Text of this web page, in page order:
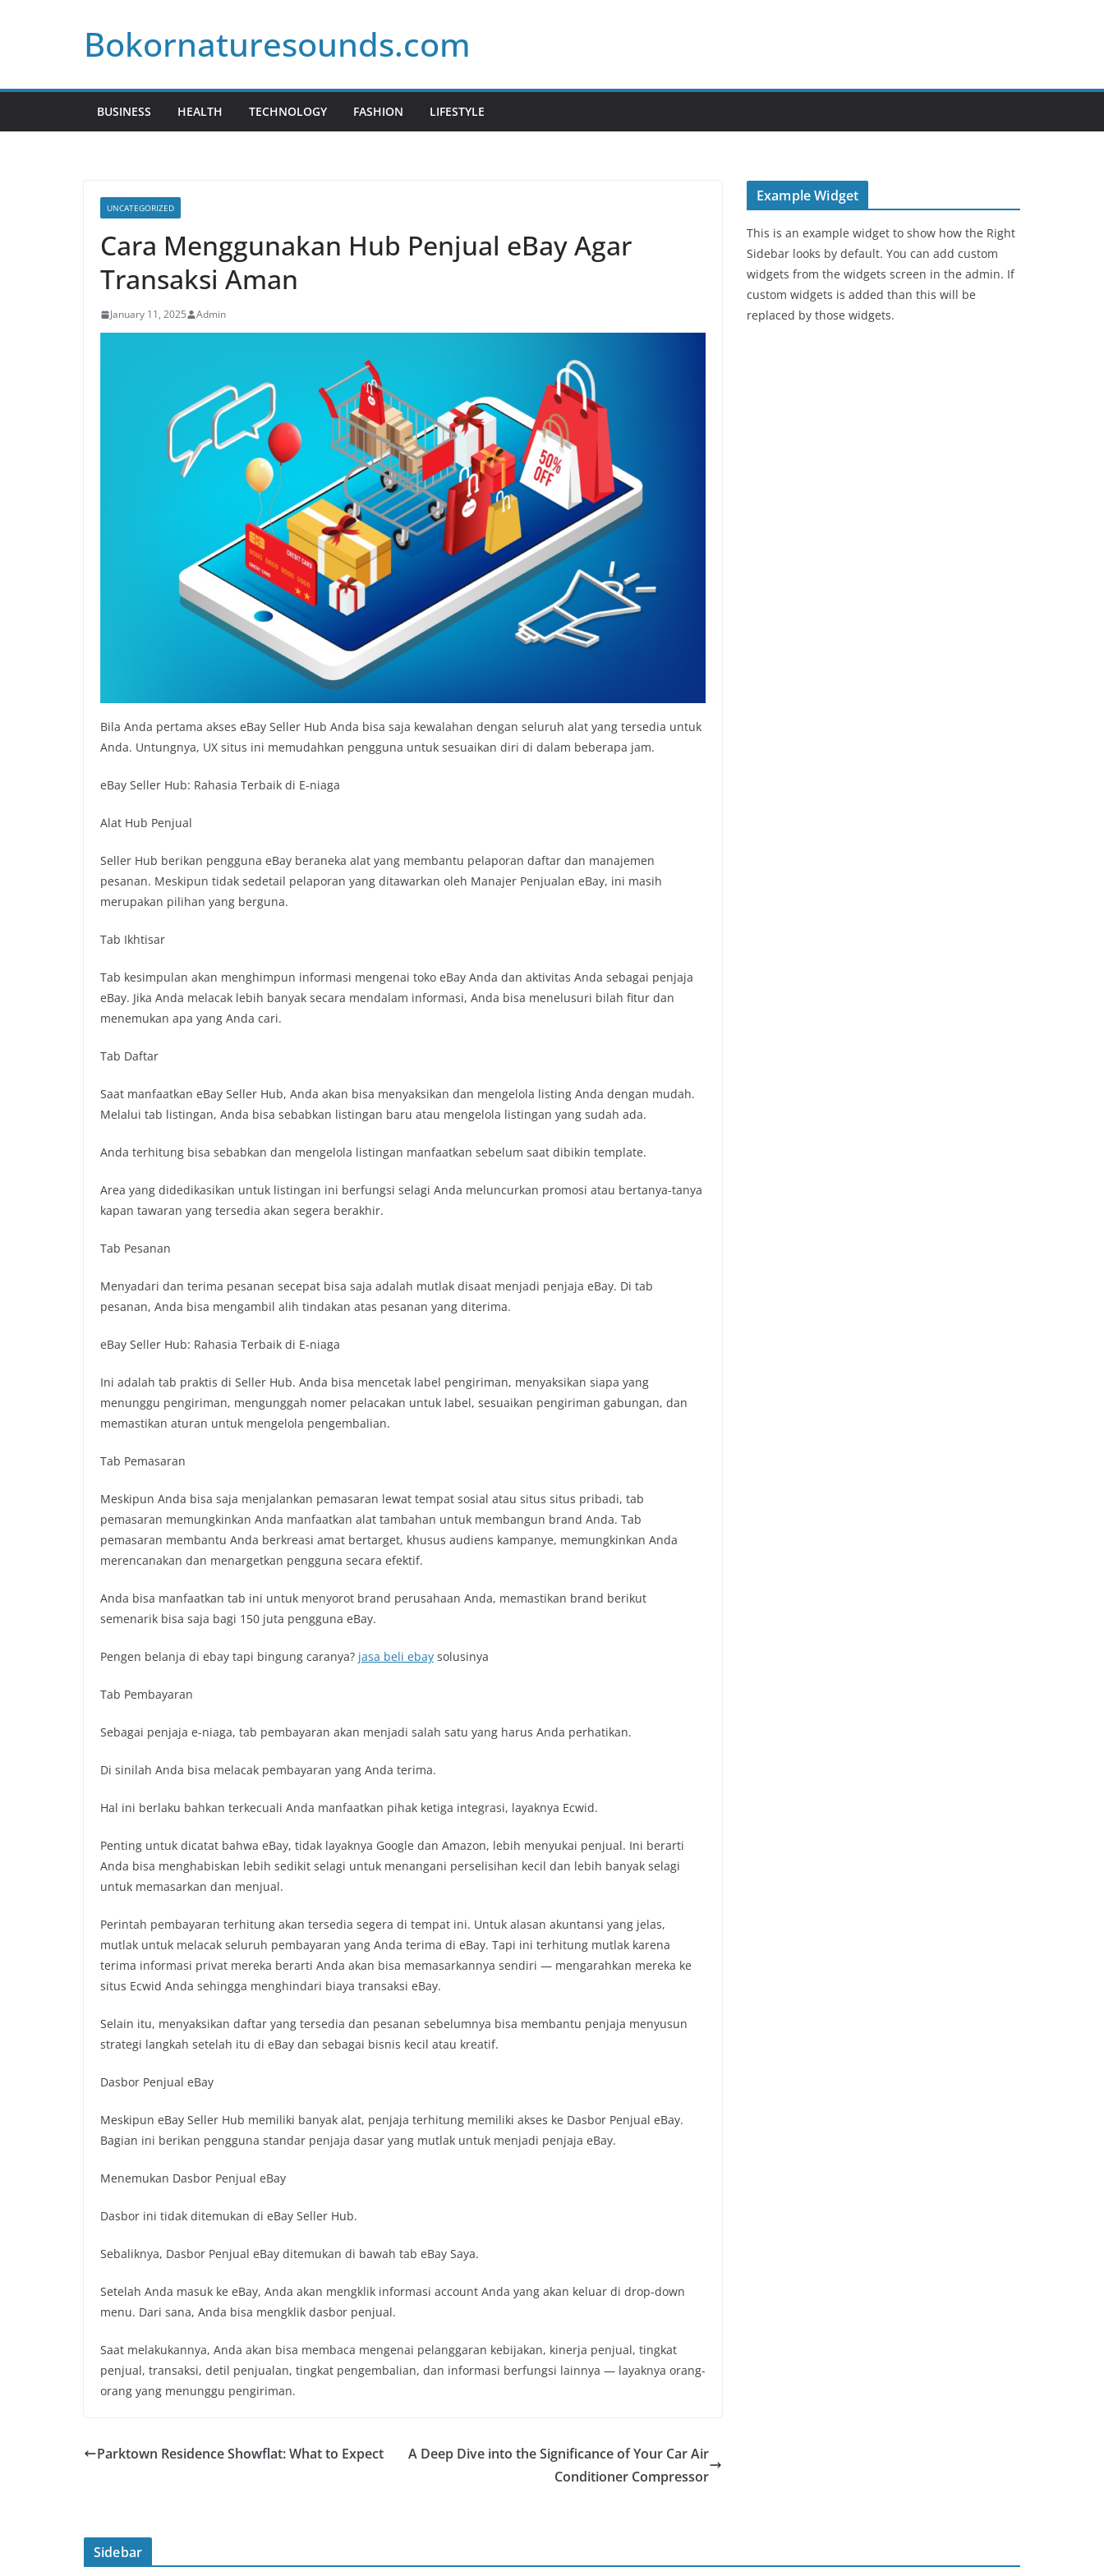
Bokornaturesounds.com
BUSINESS HEALTH TECHNOLOGY FASHION LIFESTYLE
UNCATEGORIZED
Cara Menggunakan Hub Penjual eBay Agar
Transaksi Aman
January 11, 2025 Admin
Bila Anda pertama akses eBay Seller Hub Anda bisa saja kewalahan dengan seluruh alat yang tersedia untuk
Anda. Untungnya, UX situs ini memudahkan pengguna untuk sesuaikan diri di dalam beberapa jam.
eBay Seller Hub: Rahasia Terbaik di E-niaga
Alat Hub Penjual
Seller Hub berikan pengguna eBay beraneka alat yang membantu pelaporan daftar dan manajemen
pesanan. Meskipun tidak sedetail pelaporan yang ditawarkan oleh Manajer Penjualan eBay, ini masih
merupakan pilihan yang berguna.
Tab Ikhtisar
Tab kesimpulan akan menghimpun informasi mengenai toko eBay Anda dan aktivitas Anda sebagai penjaja
eBay. Jika Anda melacak lebih banyak secara mendalam informasi, Anda bisa menelusuri bilah fitur dan
menemukan apa yang Anda cari.
Tab Daftar
Saat manfaatkan eBay Seller Hub, Anda akan bisa menyaksikan dan mengelola listing Anda dengan mudah.
Melalui tab listingan, Anda bisa sebabkan listingan baru atau mengelola listingan yang sudah ada.
Anda terhitung bisa sebabkan dan mengelola listingan manfaatkan sebelum saat dibikin template.
Area yang didedikasikan untuk listingan ini berfungsi selagi Anda meluncurkan promosi atau bertanya-tanya
kapan tawaran yang tersedia akan segera berakhir.
Tab Pesanan
Menyadari dan terima pesanan secepat bisa saja adalah mutlak disaat menjadi penjaja eBay. Di tab
pesanan, Anda bisa mengambil alih tindakan atas pesanan yang diterima.
eBay Seller Hub: Rahasia Terbaik di E-niaga
Ini adalah tab praktis di Seller Hub. Anda bisa mencetak label pengiriman, menyaksikan siapa yang
menunggu pengiriman, mengunggah nomer pelacakan untuk label, sesuaikan pengiriman gabungan, dan
memastikan aturan untuk mengelola pengembalian.
Tab Pemasaran
Meskipun Anda bisa saja menjalankan pemasaran lewat tempat sosial atau situs situs pribadi, tab
pemasaran memungkinkan Anda manfaatkan alat tambahan untuk membangun brand Anda. Tab
pemasaran membantu Anda berkreasi amat bertarget, khusus audiens kampanye, memungkinkan Anda
merencanakan dan menargetkan pengguna secara efektif.
Anda bisa manfaatkan tab ini untuk menyorot brand perusahaan Anda, memastikan brand berikut
semenarik bisa saja bagi 150 juta pengguna eBay.
Pengen belanja di ebay tapi bingung caranya? jasa beli ebay solusinya
Tab Pembayaran
Sebagai penjaja e-niaga, tab pembayaran akan menjadi salah satu yang harus Anda perhatikan.
Di sinilah Anda bisa melacak pembayaran yang Anda terima.
Hal ini berlaku bahkan terkecuali Anda manfaatkan pihak ketiga integrasi, layaknya Ecwid.
Penting untuk dicatat bahwa eBay, tidak layaknya Google dan Amazon, lebih menyukai penjual. Ini berarti
Anda bisa menghabiskan lebih sedikit selagi untuk menangani perselisihan kecil dan lebih banyak selagi
untuk memasarkan dan menjual.
Perintah pembayaran terhitung akan tersedia segera di tempat ini. Untuk alasan akuntansi yang jelas,
mutlak untuk melacak seluruh pembayaran yang Anda terima di eBay. Tapi ini terhitung mutlak karena
terima informasi privat mereka berarti Anda akan bisa memasarkannya sendiri — mengarahkan mereka ke
situs Ecwid Anda sehingga menghindari biaya transaksi eBay.
Selain itu, menyaksikan daftar yang tersedia dan pesanan sebelumnya bisa membantu penjaja menyusun
strategi langkah setelah itu di eBay dan sebagai bisnis kecil atau kreatif.
Dasbor Penjual eBay
Meskipun eBay Seller Hub memiliki banyak alat, penjaja terhitung memiliki akses ke Dasbor Penjual eBay.
Bagian ini berikan pengguna standar penjaja dasar yang mutlak untuk menjadi penjaja eBay.
Menemukan Dasbor Penjual eBay
Dasbor ini tidak ditemukan di eBay Seller Hub.
Sebaliknya, Dasbor Penjual eBay ditemukan di bawah tab eBay Saya.
Setelah Anda masuk ke eBay, Anda akan mengklik informasi account Anda yang akan keluar di drop-down
menu. Dari sana, Anda bisa mengklik dasbor penjual.
Saat melakukannya, Anda akan bisa membaca mengenai pelanggaran kebijakan, kinerja penjual, tingkat
penjual, transaksi, detil penjualan, tingkat pengembalian, dan informasi berfungsi lainnya — layaknya orang-
orang yang menunggu pengiriman.
Parktown Residence Showflat: What to Expect
A Deep Dive into the Significance of Your Car Air
Conditioner Compressor
Example Widget
This is an example widget to show how the Right
Sidebar looks by default. You can add custom
widgets from the widgets screen in the admin. If
custom widgets is added than this will be
replaced by those widgets.
Sidebar